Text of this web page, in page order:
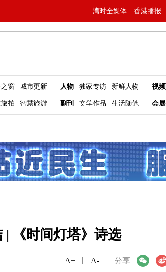
湾时全媒体 香港播报
窗 城市更新 人物 独家专访 新鲜人物 视频
拍 智慧旅游 副刊 文学作品 生活随笔 会展
| 《时间灯塔》诗选
分享
微信 微博
A+ A-